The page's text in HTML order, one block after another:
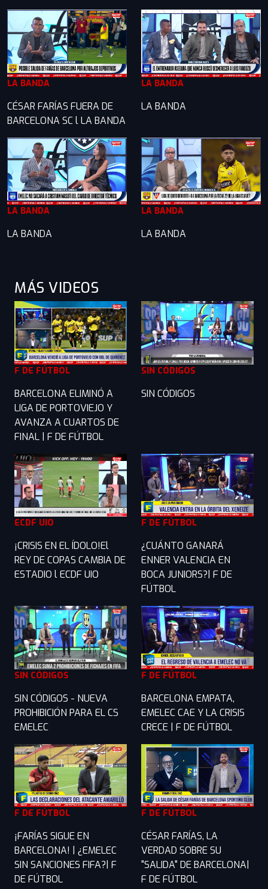
LA BANDA
CÉSAR FARÍAS FUERA DE
BARCELONA SC l LA BANDA
LA BANDA
LA BANDA
LA BANDA
LA BANDA
LA BANDA
LA BANDA
MÁS VIDEOS
F DE FÚTBOL
BARCELONA ELIMINÓ A
LIGA DE PORTOVIEJO Y
AVANZA A CUARTOS DE
FINAL | F DE FÚTBOL
SIN CÓDIGOS
SIN CÓDIGOS
ECDF UIO
¡CRISIS EN EL ÍDOLO!El
REY DE COPAS CAMBIA DE
ESTADIO l ECDF UIO
F DE FÚTBOL
¿CUÁNTO GANARÁ
ENNER VALENCIA EN
BOCA JUNIORS?| F DE
FÚTBOL
SIN CÓDIGOS
SIN CÓDIGOS - NUEVA
PROHIBICIÓN PARA EL CS
EMELEC
F DE FÚTBOL
BARCELONA EMPATA,
EMELEC CAE Y LA CRISIS
CRECE | F DE FÚTBOL
F DE FÚTBOL
¡FARÍAS SIGUE EN
BARCELONA! | ¿EMELEC
SIN SANCIONES FIFA?| F
DE FÚTBOL
F DE FÚTBOL
CÉSAR FARÍAS, LA
VERDAD SOBRE SU
"SALIDA" DE BARCELONA|
F DE FÚTBOL